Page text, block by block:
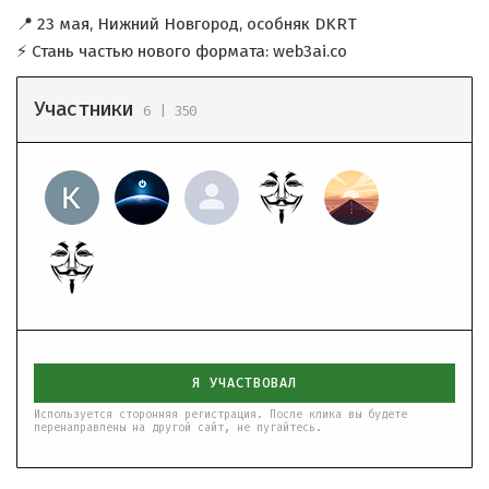
📍 23 мая, Нижний Новгород, особняк DKRT
⚡️ Стань частью нового формата: web3ai.co
Участники 6 | 350
Я УЧАСТВОВАЛ
Используется сторонняя регистрация. После клика вы будете
перенаправлены на другой сайт, не пугайтесь.